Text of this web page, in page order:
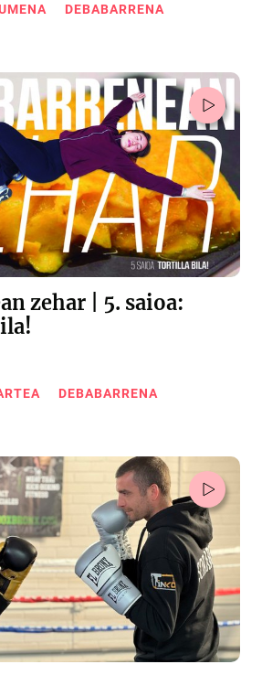
DEBABARRENA
zehar | 5. saioa:
DEBABARRENA